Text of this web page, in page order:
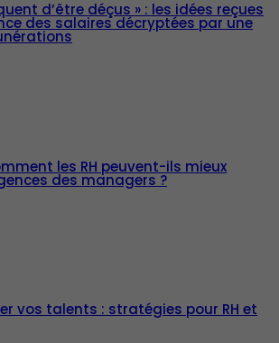
d’être déçus » : les idées reçues
des salaires décryptées par une
les RH peuvent-ils mieux
des managers ?
vos talents : stratégies pour RH et